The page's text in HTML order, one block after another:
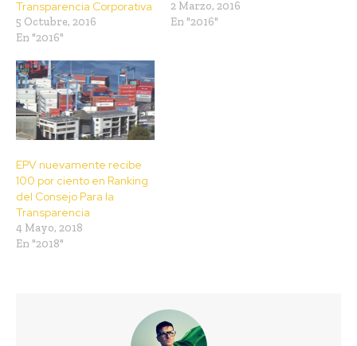
Transparencia Corporativa
5 Octubre, 2016
En "2016"
2 Marzo, 2016
En "2016"
EPV nuevamente recibe
100 por ciento en Ranking
del Consejo Para la
Transparencia
4 Mayo, 2018
En "2018"